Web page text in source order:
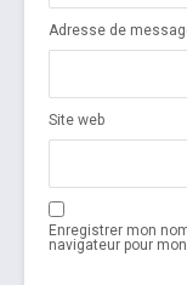
Adresse de
Site web
Enregistrer mon
navigateur pour